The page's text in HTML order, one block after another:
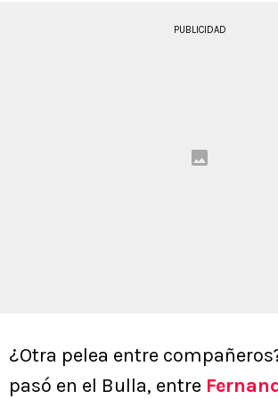
PUBLICIDAD
¿Otra pelea entre
pasó en el Bulla, entre